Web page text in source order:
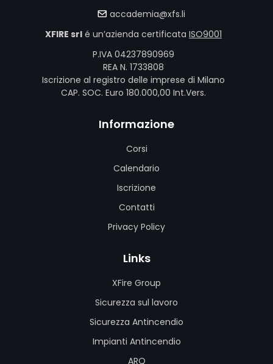
accademia@xfs.li
XFIRE srl é un’azienda certificata ISO9001
P.IVA 04237890969
REA N. 1733808
Iscrizione al registro delle imprese di Milano
CAP. SOC. Euro 180.000,00 Int.Vers.
Informazione
Corsi
Calendario
Iscrizione
Contatti
Privacy Policy
Links
XFire Group
Sicurezza sul lavoro
Sicurezza Antincendio
Impianti Antincendio
ARQ